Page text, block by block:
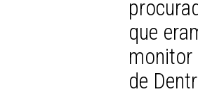
que
de